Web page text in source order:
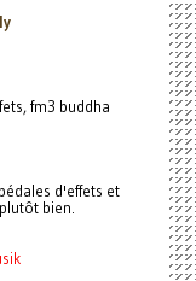
fm3 buddha
d'effets et
bien.